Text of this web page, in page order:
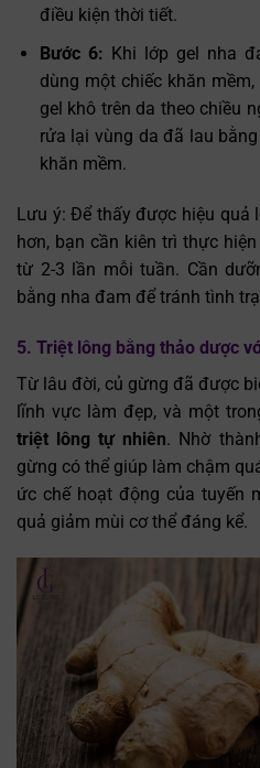
điều kiện thời tiết.
Bước 6: Khi lớp gel nha
dùng một chiếc khăn
gel khô trên da theo chiều
rửa lại vùng da đã lau
khăn mềm.
Lưu ý: Để thấy được hiệu quả
hơn, bạn cần kiên trì thực
từ 2-3 lần mỗi tuần. Cần
bằng nha đam để tránh tình
5. Triệt lông bằng thảo dược
Từ lâu đời, củ gừng đã được
lĩnh vực làm đẹp, và một
triệt lông tự nhiên. Nhờ
gừng có thể giúp làm chậm
ức chế hoạt động của tuyến
quả giảm mùi cơ thể đáng kể.